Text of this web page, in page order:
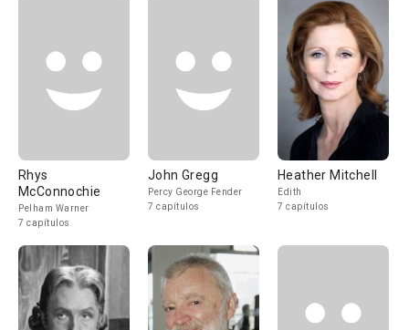
Rhys
McConnochie
Pelham Warner
7 capítulos
John Gregg
Percy George Fender
7 capítulos
Heather Mitchell
Edith
7 capítulos